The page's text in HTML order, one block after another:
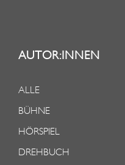
AUTOR:INNEN
ALLE
BÜHNE
HÖRSPIEL
DREHBUCH